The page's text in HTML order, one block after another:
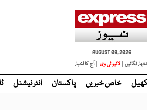
AUGUST 08, 2026
لگائیں | لائیو ٹی وی | آج کا اخبار
کھیل خاص خبریں پاکستان انٹر نیشنل